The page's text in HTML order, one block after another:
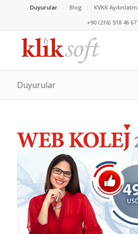
Duyurular Blog
KVKK
+90 (216) 518 46 67
Duyurular